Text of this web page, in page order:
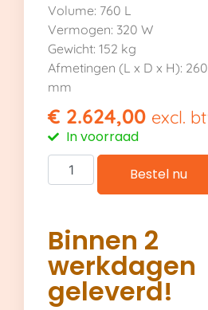
Volume: 760 L
Vermogen: 320 W
Gewicht: 152 kg
Afmetingen (L x D x H):
mm
€ 2.624,00 excl.
In voorraad
Bestel nu
Binnen 2
werkdagen
geleverd!